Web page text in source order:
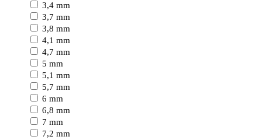
3,4 mm
3,7 mm
3,8 mm
4,1 mm
4,7 mm
5 mm
5,1 mm
5,7 mm
6 mm
6,8 mm
7 mm
7,2 mm